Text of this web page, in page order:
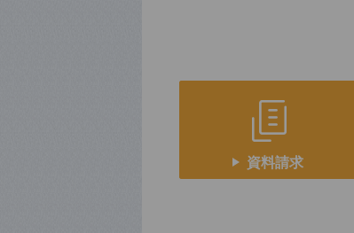
資料請求